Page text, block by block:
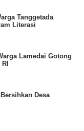
Tanggetada
Literasi
Lamedai Gotong
Desa